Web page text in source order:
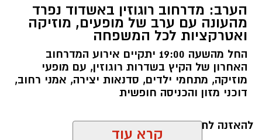
צילום טוביה סגל
ריטה ושירי מימון
הערב: מדרחוב רוגוזין באשדוד נפרד
מהעונה עם ערב של מופעים, מוזיקה
ואטרקציות לכל המשפחה
החל מהשעה 19:00 יתקיים אירוע המדרחוב
האחרון של הקיץ בשדרות רוגוזין, עם מופעי
מוזיקה, מתחמי ילדים, סדנאות יצירה, אמני רחוב,
דוכני מזון והכניסה חופשית
להאזנה לתוכן: קרא עוד